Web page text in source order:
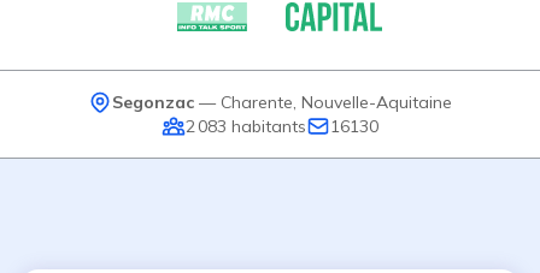
Segonzac — Charente Nouvelle-Aquitaine
2 083 habitants 16130